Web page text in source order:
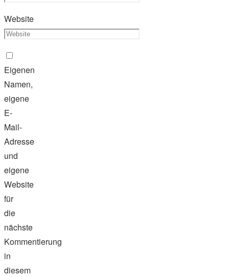
Website
Eigenen
Namen,
eigene
E-
Mail-
Adresse
und
eigene
Website
für
die
nächste
Kommentierung
in
diesem